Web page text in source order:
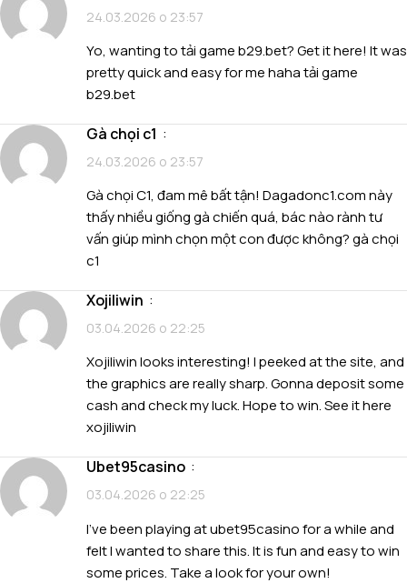
24.03.2026 о 23:57
Yo, wanting to tải game b29.bet? Get it here! It was
pretty quick and easy for me hahatải game
b29.bet
gà chọi c1 :
24.03.2026 о 23:57
Gà chọi C1, đam mê bất tận! Dagadonc1.com này
thấy nhiều giống gà chiến quá, bác nào rành tư
vấn giúp mình chọn một con được không?gà chọi
c1
xojiliwin :
03.04.2026 о 22:25
Xojiliwin looks interesting! I peeked at the site, and
the graphics are really sharp. Gonna deposit some
cash and check my luck. Hope to win. See it here
xojiliwin
ubet95casino :
03.04.2026 о 22:25
I’ve been playing at ubet95casino for a while and
felt I wanted to share this. It is fun and easy to win
some prices. Take a look for your own!